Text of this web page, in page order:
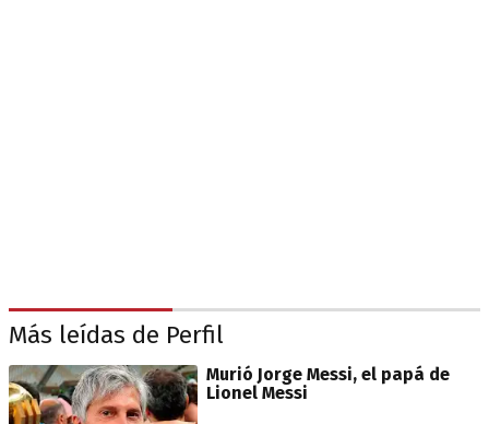
Más leídas de Perfil
Murió Jorge Messi, el papá de
Lionel Messi